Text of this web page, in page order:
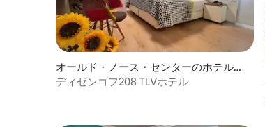
オールド・ノース・センターのホテル客
室
ディゼンゴフ208 TLVホテル